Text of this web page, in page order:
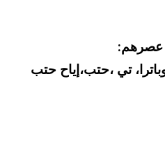
عصرهم:
تي ،حتب،إياح حتب